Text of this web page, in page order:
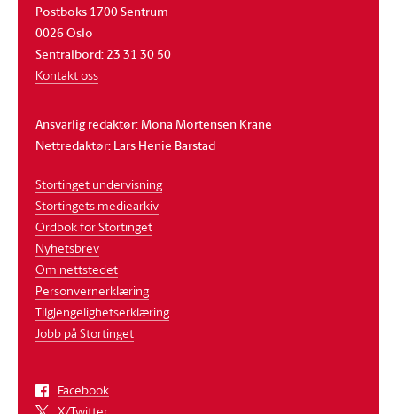
Postboks 1700 Sentrum
0026 Oslo
Sentralbord: 23 31 30 50
Kontakt oss
Ansvarlig redaktør: Mona Mortensen Krane
Nettredaktør: Lars Henie Barstad
Stortinget undervisning
Stortingets mediearkiv
Ordbok for Stortinget
Nyhetsbrev
Om nettstedet
Personvernerklæring
Tilgjengelighetserklæring
Jobb på Stortinget
Facebook